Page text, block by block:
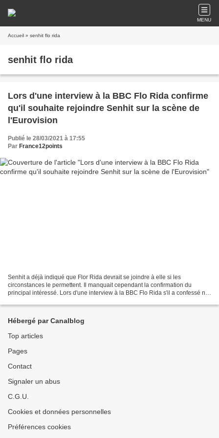
MENU
Accueil » senhit flo rida
senhit flo rida
Lors d'une interview à la BBC Flo Rida confirme
qu'il souhaite rejoindre Senhit sur la scène de
l'Eurovision
Publié le 28/03/2021 à 17:55
Par France12points
Senhit a déjà indiqué que Flor Rida devrait se joindre à elle si les
circonstances le permettent. Il manquait cependant la confirmation du
principal intéressé. Lors d'une interview à la BBC Flo Rida s'il a confessé ne
Hébergé par Canalblog
Top articles
Pages
Contact
Signaler un abus
C.G.U.
Cookies et données personnelles
Préférences cookies